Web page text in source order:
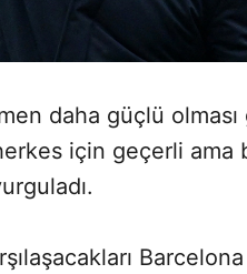
daha güçlü
için geçerli ama
Barcelona